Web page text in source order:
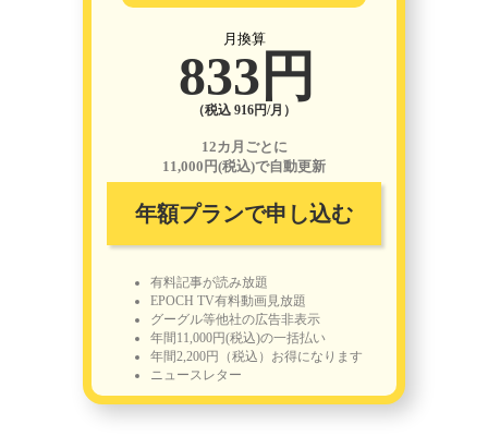
月換算
833円
（税込 916円/月）
12カ月ごとに
11,000円(税込)で自動更新
年額プランで申し込む
有料記事が読み放題
EPOCH TV有料動画見放題
グーグル等他社の広告非表示
年間11,000円(税込)の一括払い
年間2,200円（税込）お得になります
ニュースレター